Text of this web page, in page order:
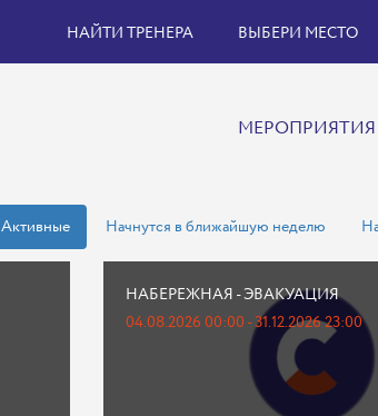
НАЙТИ ТРЕНЕРА ВЫБЕРИ МЕСТО
МЕРОПРИЯТИЯ
Активные Начнутся в ближайшую неделю
НАБЕРЕЖНАЯ - ЭВАКУАЦИЯ
04.08.2026 00:00 - 31.12.2026 23:00